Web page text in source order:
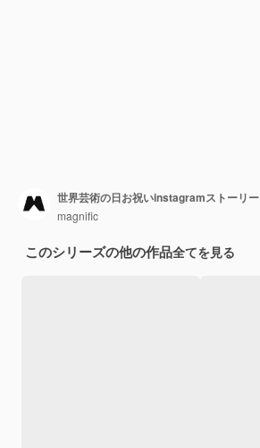
世界芸術の日お祝いinstagramストーリー
magnific
このシリーズの他の作品全てを見る